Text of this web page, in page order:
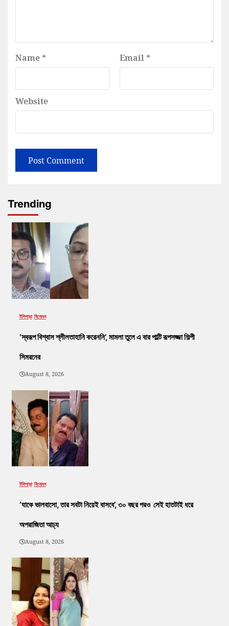
Name * Email *
Website
Trending
টলিপাড়া বিনোদন
‘স্বরূপ বিশ্বাস শ্লীলতাহানি করেননি’, মামলা তুলে এ বার পাল্টি রূপসজ্জা শিল্পী
সিমরনের
August 8, 2026
টলিপাড়া বিনোদন
‘যাকে ভালবাসো, তার সবটা নিয়েই বাসবে’, ৩০ বছর পরও সেই হাতটাই ধরে
অপরাজিতা আঢ্য
August 8, 2026